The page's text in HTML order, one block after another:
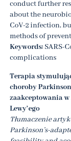
conduct further
about the
CoV-2 infection,
methods of
Keywords: SARS-
complications
Terapia
choroby
zaakceptowania
Lewy’ego
Tłumaczenie
Parkinson’s-